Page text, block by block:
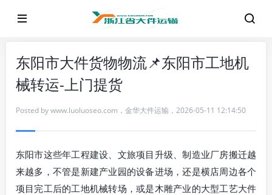
东阳市大件货物物流📌东阳市工地机
械转运-上门提货
Posted bywww.luoluoseo.com ， 金华大件运输 ， 2026-05-11 12:14:50
东阳市这些年工程建设、文旅项目升级、制造业厂房搬迁越
来越多，不管是新建产业园的设备进场，还是横店周边各个
项目完工后的工地机械转场，或是木雕产业的大型工艺大件